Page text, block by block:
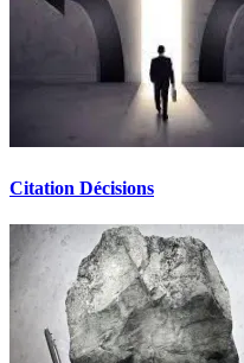
Citation Décisions